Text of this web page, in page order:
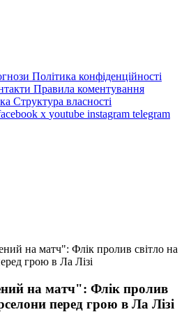
Політика конфіденційності
Правила коментування
Структура власності
x youtube instagram telegram
на матч": Флік пролив світло на
грою в Ла Лізі
на матч": Флік пролив
перед грою в Ла Лізі